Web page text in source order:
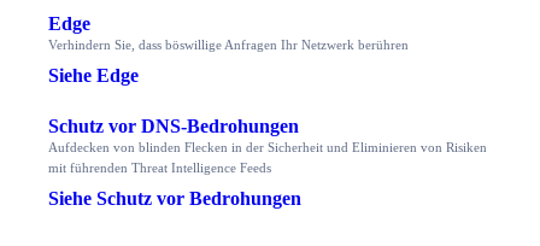
Edge
Verhindern Sie, dass böswillige Anfragen Ihr Netzwerk berühren
Siehe Edge
Schutz vor DNS-Bedrohungen
Aufdecken von blinden Flecken in der Sicherheit und Eliminieren von Risiken
mit führenden Threat Intelligence Feeds
Siehe Schutz vor Bedrohungen